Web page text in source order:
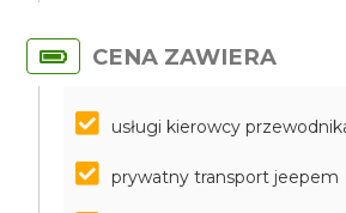
CENA ZAWIERA
usługi kierowcy
prywatny transport jeepem